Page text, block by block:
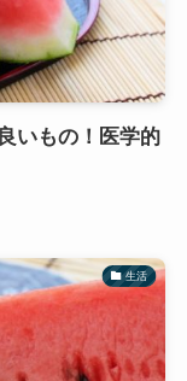
いもの！医学的
生活